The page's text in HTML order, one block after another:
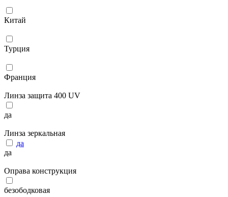
Китай
Турция
Франция
Линза защита 400 UV
да
Линза зеркальная
да
да
Оправа конструкция
безободковая